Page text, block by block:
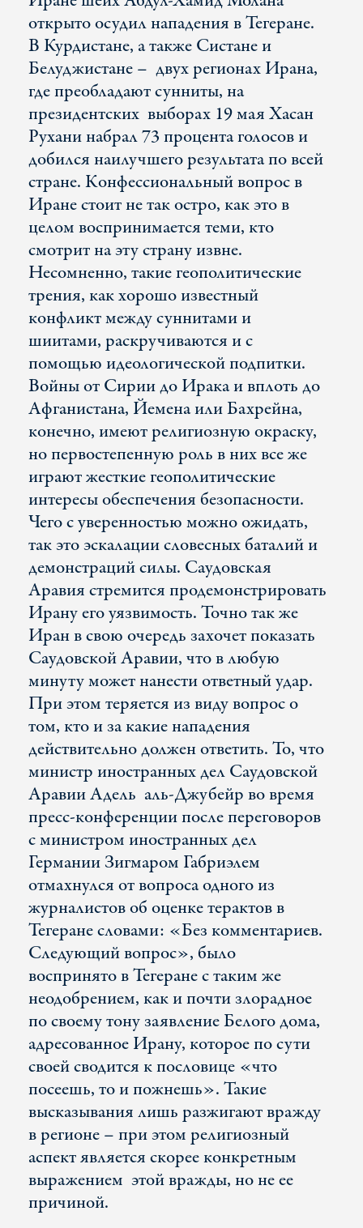
открыто осудил нападения в Тегеране.
В Курдистане, а также Систане и
Белуджистане – двух регионах Ирана,
где преобладают сунниты, на
президентских выборах 19 мая Хасан
Рухани набрал 73 процента голосов и
добился наилучшего результата по всей
стране. Конфессиональный вопрос в
Иране стоит не так остро, как это в
целом воспринимается теми, кто
смотрит на эту страну извне.
Несомненно, такие геополитические
трения, как хорошо известный
конфликт между суннитами и
шиитами, раскручиваются и с
помощью идеологической подпитки.
Войны от Сирии до Ирака и вплоть до
Афганистана, Йемена или Бахрейна,
конечно, имеют религиозную окраску,
но первостепенную роль в них все же
играют жесткие геополитические
интересы обеспечения безопасности.
Чего с уверенностью можно ожидать,
так это эскалации словесных баталий и
демонстраций силы. Саудовская
Аравия стремится продемонстрировать
Ирану его уязвимость. Точно так же
Иран в свою очередь захочет показать
Саудовской Аравии, что в любую
минуту может нанести ответный удар.
При этом теряется из виду вопрос о
том, кто и за какие нападения
действительно должен ответить. То, что
министр иностранных дел Саудовской
Аравии Адель аль-Джубейр во время
пресс-конференции после переговоров
с министром иностранных дел
Германии Зигмаром Габриэлем
отмахнулся от вопроса одного из
журналистов об оценке терактов в
Тегеране словами: «Без комментариев.
Следующий вопрос», было
воспринято в Тегеране с таким же
неодобрением, как и почти злорадное
по своему тону заявление Белого дома,
адресованное Ирану, которое по сути
своей сводится к пословице «что
посеешь, то и пожнешь». Такие
высказывания лишь разжигают вражду
в регионе – при этом религиозный
аспект является скорее конкретным
выражением этой вражды, но не ее
причиной.